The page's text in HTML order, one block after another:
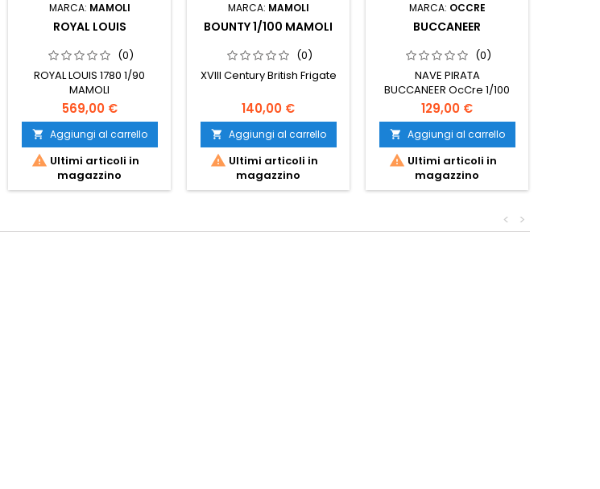
MARCA: MAMOLI
ROYAL LOUIS
(0)
ROYAL LOUIS 1780 1/90
MAMOLI
569,00 €
 Aggiungi al carrello
 Ultimi articoli in
magazzino
MARCA: MAMOLI
BOUNTY 1/100 MAMOLI
(0)
XVIII Century British Frigate
140,00 €
 Aggiungi al carrello
 Ultimi articoli in
magazzino
MARCA: OCCRE
BUCCANEER
(0)
NAVE PIRATA
BUCCANEER OcCre 1/100
129,00 €
 Aggiungi al carrello
 Ultimi articoli in
magazzino
>
<